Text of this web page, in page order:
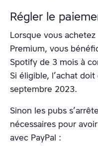
Régler le
Lorsque vous
Premium, vous
Spotify de 3 mois à
Si éligible, l’achat
septembre 2023.
Sinon les pubs
nécessaires pour
avec PayPal :